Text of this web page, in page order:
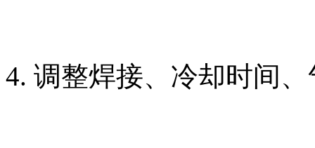
4. 调整焊接、冷却时间